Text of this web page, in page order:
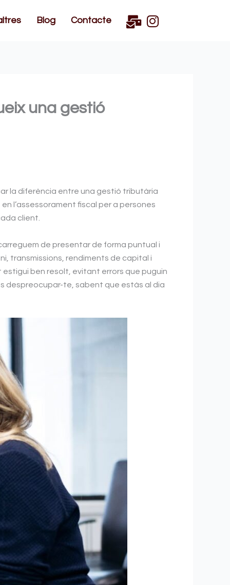
Blog Contacte
una gestió
la diferència entre una gestió tributària
l’assessorament fiscal per a persones
client.
de presentar de forma puntual i
transmissions, rendiments de capital i
ben resolt, evitant errors que puguin
despreocupar-te, sabent que estàs al dia